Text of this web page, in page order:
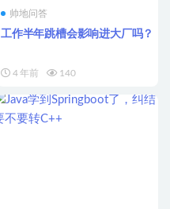
帅地问答
工作半年跳槽会影响进大厂吗？
4 年前 140